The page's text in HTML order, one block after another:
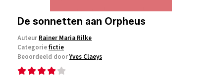
De sonnetten aan Orpheus
Auteur Rainer Maria Rilke
Categoriefictie
Beoordeeld doorYves Claeys